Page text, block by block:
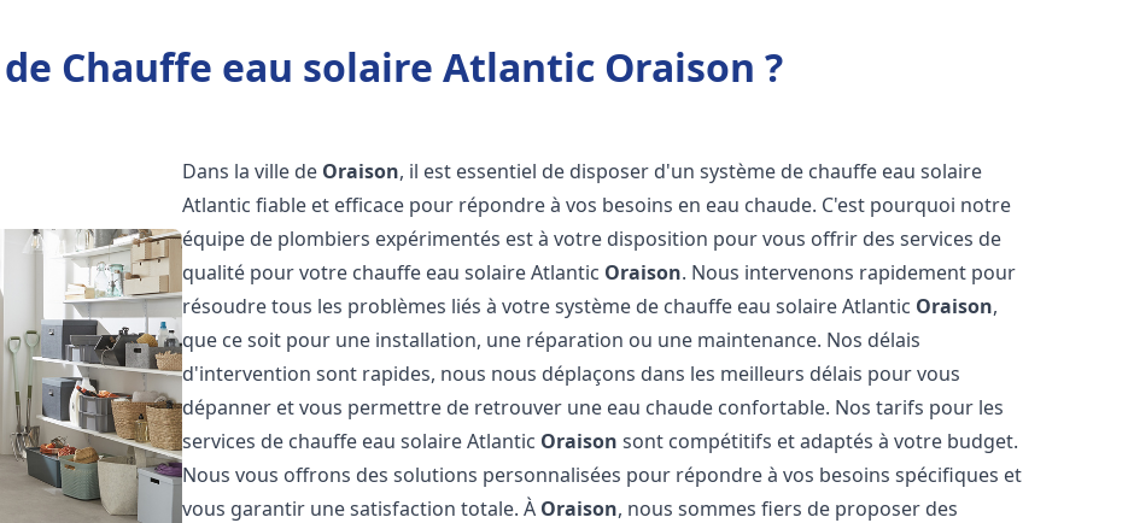
Chauffe eau solaire Atlantic Oraison ?
Dans la ville de Oraison, il est essentiel de disposer d'un système de chauffe eau solaire
Atlantic fiable et efficace pour répondre à vos besoins en eau chaude. C'est pourquoi notre
équipe de plombiers expérimentés est à votre disposition pour vous offrir des services de
qualité pour votre chauffe eau solaire Atlantic Oraison. Nous intervenons rapidement pour
résoudre tous les problèmes liés à votre système de chauffe eau solaire Atlantic Oraison,
que ce soit pour une installation, une réparation ou une maintenance. Nos délais
d'intervention sont rapides, nous nous déplaçons dans les meilleurs délais pour vous
dépanner et vous permettre de retrouver une eau chaude confortable. Nos tarifs pour les
services de chauffe eau solaire Atlantic Oraison sont compétitifs et adaptés à votre budget.
Nous vous offrons des solutions personnalisées pour répondre à vos besoins spécifiques et
vous garantir une satisfaction totale. À Oraison, nous sommes fiers de proposer des